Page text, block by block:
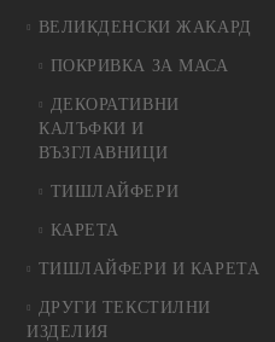
ВЕЛИКДЕНСКИ ЖАКАРД
ПОКРИВКА ЗА МАСА
ДЕКОРАТИВНИ
КАЛЪФКИ И
ВЪЗГЛАВНИЦИ
ТИШЛАЙФЕРИ
КАРЕТА
ТИШЛАЙФЕРИ И КАРЕТА
ДРУГИ ТЕКСТИЛНИ
ИЗДЕЛИЯ